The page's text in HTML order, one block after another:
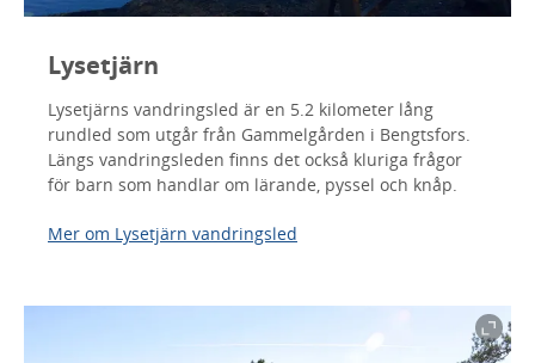
Lysetjärn
Lysetjärns vandringsled är en 5.2 kilometer lång
rundled som utgår från Gammelgården i Bengtsfors.
Längs vandringsleden finns det också kluriga frågor
för barn som handlar om lärande, pyssel och knåp.
Mer om Lysetjärn vandringsled